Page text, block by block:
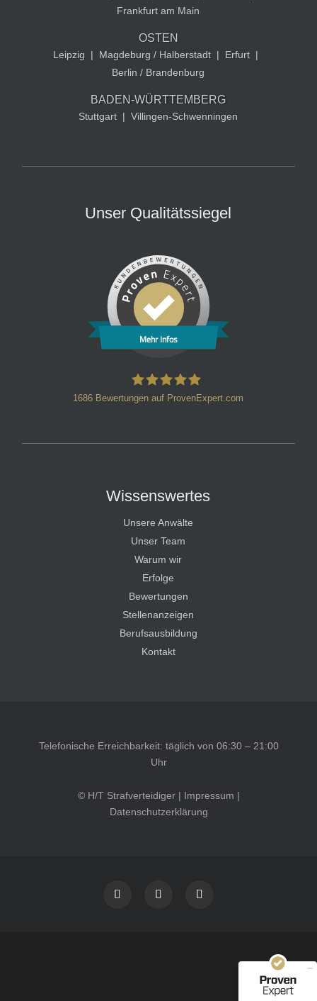
Frankfurt am Main
OSTEN
Leipzig | Magdeburg / Halberstadt | Erfurt |
Berlin / Brandenburg
BADEN-WÜRTTEMBERG
Stuttgart | Villingen-Schwenningen
Unser Qualitätssiegel
Mehr Infos
1686 Bewertungen auf ProvenExpert.com
Wissenswertes
Unsere Anwälte
Unser Team
Warum wir
Erfolge
Bewertungen
Stellenanzeigen
Berufsausbildung
Kontakt
Telefonische Erreichbarkeit: täglich von 06:30 – 21:00
Uhr
© H/T Strafverteidiger | Impressum |
Datenschutzerklärung
40
Bewertungen auf